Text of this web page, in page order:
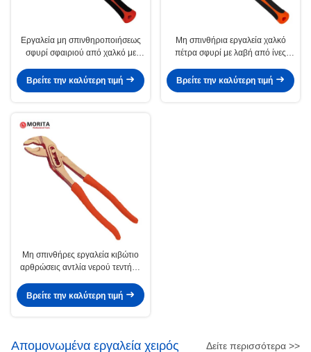
Εργαλεία μη σπινθηροποιήσεως
σφυρί σφαιριού από χαλκό με
μαγνητικά, σφυρηλατημένα,
ανθεκτικά στη διάβρωση
Βρείτε την καλύτερη τιμή
Μη σπινθήρια εργαλεία χαλκό
πέτρα σφυρί με λαβή από ίνες
σφυρηλατημένο, ανθεκτικό στη
διάβρωση,
Βρείτε την καλύτερη τιμή
Μη σπινθήρες εργαλεία κιβώτιο
αρθρώσεις αντλία νερού τεντήρα
mm κατάλληλο για την
πετροχημική βιομηχανία
Βρείτε την καλύτερη τιμή
Απομονωμένα εργαλεία χειρός Δείτε περισσότερα >>